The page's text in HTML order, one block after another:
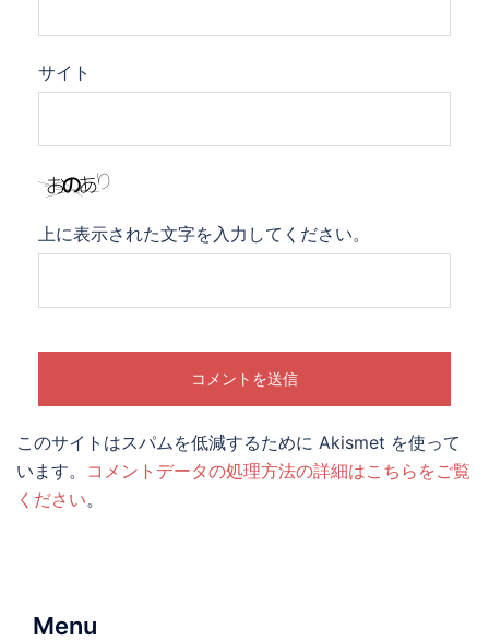
サイト
上に表示された文字を入力してください。
このサイトはスパムを低減するために Akismet を使って
います。 コメントデータの処理方法の詳細はこちらをご覧
ください。
Menu